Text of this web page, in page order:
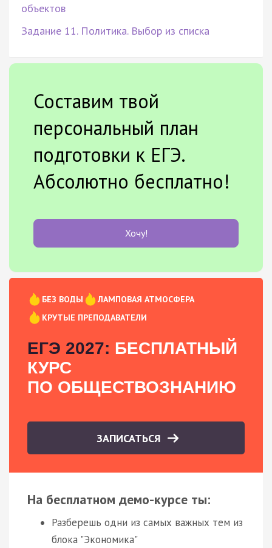
объектов
Задание 11. Политика. Выбор из списка
Составим твой
персональный план
подготовки к ЕГЭ.
Абсолютно бесплатно!
Хочу!
БЕЗ ВОДЫ
ЛАМПОВАЯ АТМОСФЕРА
КРУТЫЕ ПРЕПОДАВАТЕЛИ
ЕГЭ 2027: БЕСПЛАТНЫЙ
КУРС
ПО ОБЩЕСТВОЗНАНИЮ
ЗАПИСАТЬСЯ
На бесплатном демо-курсе ты:
Разберешь одни из самых важных тем из
блока "Экономика"